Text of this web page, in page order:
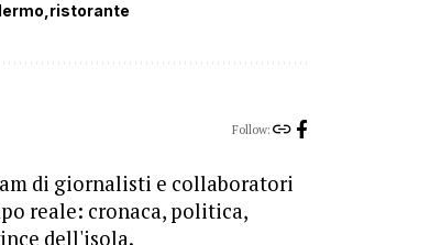
ristorante
Follow:
di giornalisti e collaboratori
reale: cronaca, politica,
dell'isola.